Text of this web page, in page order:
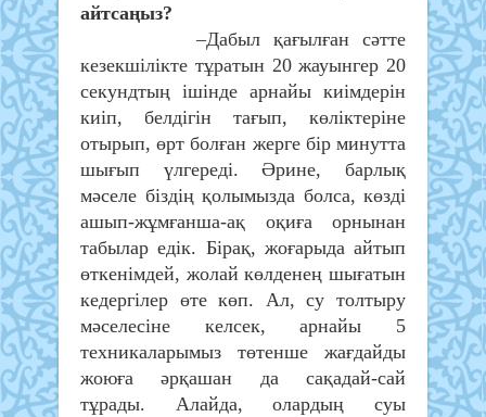
айтсаңыз?
–Дабыл қағылған сәтте
кезекшілікте тұратын 20 жауынгер 20
секундтың ішінде арнайы киімдерін
киіп, белдігін тағып, көліктеріне
отырып, өрт болған жерге бір минутта
шығып үлгереді. Әрине, барлық
мәселе біздің қолымызда болса, көзді
ашып-жұмғанша-ақ оқиға орнынан
табылар едік. Бірақ, жоғарыда айтып
өткенімдей, жолай көлденең шығатын
кедергілер өте көп. Ал, су толтыру
мәселесіне келсек, арнайы 5
техникаларымыз төтенше жағдайды
жоюға әрқашан да сақадай-сай
тұрады. Алайда, олардың суы